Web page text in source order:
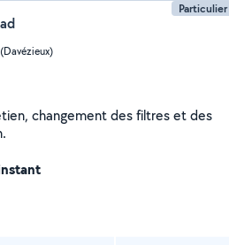
Particulier
changement des filtres et des